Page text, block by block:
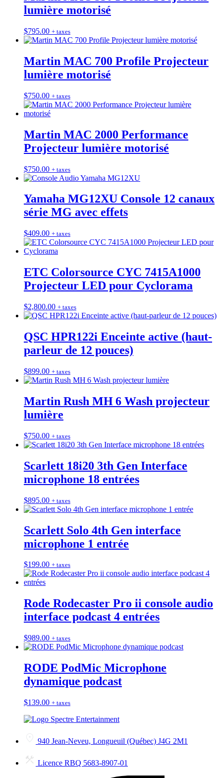
lumière motorisé
$795.00 + taxes
Martin MAC 700 Profile Projecteur
lumière motorisé
$750.00 + taxes
Martin MAC 2000 Performance
Projecteur lumière motorisé
$750.00 + taxes
Yamaha MG12XU Console 12 canaux
série MG avec effets
$409.00 + taxes
ETC Colorsource CYC 7415A1000
Projecteur LED pour Cyclorama
$2,800.00 + taxes
QSC HPR122i Enceinte active (haut-
parleur de 12 pouces)
$899.00 + taxes
Martin Rush MH 6 Wash projecteur
lumière
$750.00 + taxes
Scarlett 18i20 3th Gen Interface
microphone 18 entrées
$895.00 + taxes
Scarlett Solo 4th Gen interface
microphone 1 entrée
$199.00 + taxes
Rode Rodecaster Pro ii console audio
interface podcast 4 entrées
$989.00 + taxes
RODE PodMic Microphone
dynamique podcast
$139.00 + taxes
940 Jean-Neveu, Longueuil (Québec) J4G 2M1
Licence RBQ 5683-8907-01